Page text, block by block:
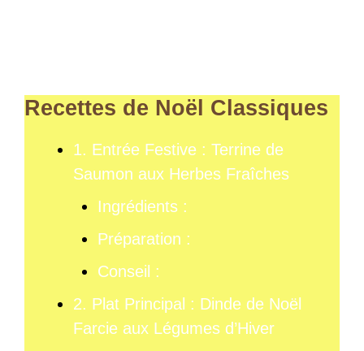
Recettes de Noël Classiques
1. Entrée Festive : Terrine de
Saumon aux Herbes Fraîches
Ingrédients :
Préparation :
Conseil :
2. Plat Principal : Dinde de Noël
Farcie aux Légumes d’Hiver